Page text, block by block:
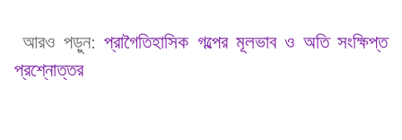
আরও পড়ুন:প্রাগৈতিহাসিক গল্পের মূলভাব ও অতি সংক্ষিপ্ত
প্রশ্নোত্তর